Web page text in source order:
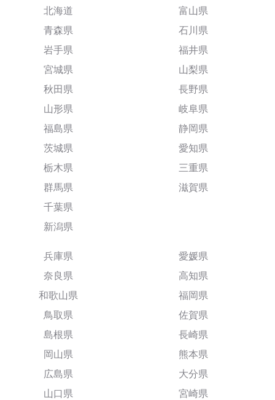
北海道
青森県
岩手県
宮城県
秋田県
山形県
福島県
茨城県
栃木県
群馬県
千葉県
新潟県
富山県
石川県
福井県
山梨県
長野県
岐阜県
静岡県
愛知県
三重県
滋賀県
兵庫県
奈良県
和歌山県
鳥取県
島根県
岡山県
広島県
山口県
愛媛県
高知県
福岡県
佐賀県
長崎県
熊本県
大分県
宮崎県